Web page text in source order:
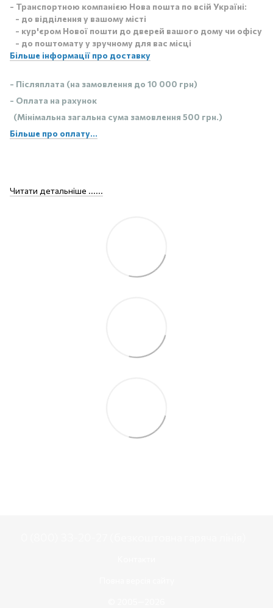
- Транспортною компанією Нова пошта по всій Україні:
- до відділення у вашому місті
- кур'єром Нової пошти до дверей вашого дому чи офісу
- до поштомату у зручному для вас місці
Більше інформації про доставку
- Післяплата (на замовлення до 10 000 грн)
- Оплата на рахунок
(Мінімальна загальна сума замовлення 500 грн.)
Більше про оплату...
Читати детальніше ......